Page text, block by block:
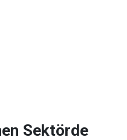
Sektörde